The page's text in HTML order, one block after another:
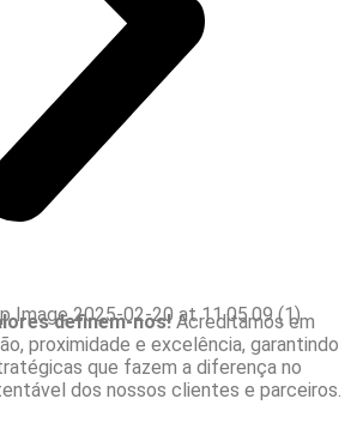
definem-nos!Acreditamos em
proximidade e excelência, garantindo
que fazem a diferença no
dos nossos clientes e parceiros.